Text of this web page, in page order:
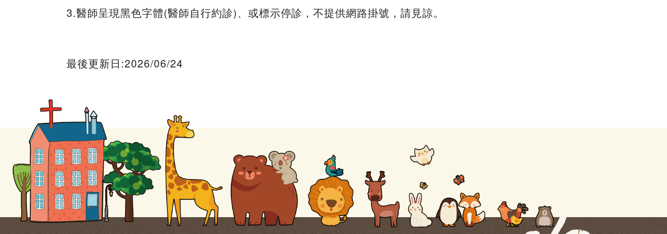
3.醫師呈現黑色字體(醫師自行約診)、或標示停診，不提供網路掛號，請見諒。
最後更新日:2026/06/24